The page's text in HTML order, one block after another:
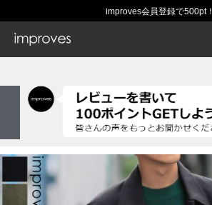
improves会員登録で500pt！